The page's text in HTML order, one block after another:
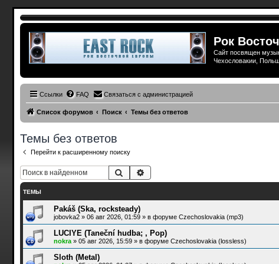
Рок
Сайт посвящен
Чехословакии,
Ссылки FAQ Связаться с администрацией
Список форумов Поиск Темы без ответов
Темы без ответов
Перейти к расширенному поиску
Поиск
ТЕМЫ
Pakáš (Ska, rocksteady)
jobovka2» 06 авг 2026, 01:59» в форуме Czechoslovakia (mp3)
LUCIYE (Taneční hudba; , Pop)
nokra» 05 авг 2026, 15:59» в форуме Czechoslovakia (lossless)
Sloth (Metal)